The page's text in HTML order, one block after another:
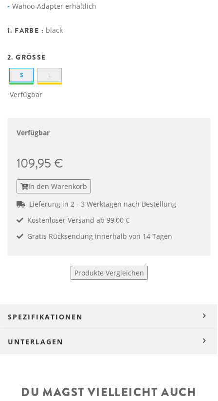
Wahoo-Adapter erhältlich
1. FARBE : black
2. GRÖSSE
S L
Verfügbar
Verfügbar
109,95 €
In den Warenkorb
Lieferung in 2 - 3 Werktagen nach Bestellung
Kostenloser Versand ab 99,00 €
Gratis Rücksendung innerhalb von 14 Tagen
Produkte Vergleichen
SPEZIFIKATIONEN
UNTERLAGEN
DU MAGST VIELLEICHT AUCH